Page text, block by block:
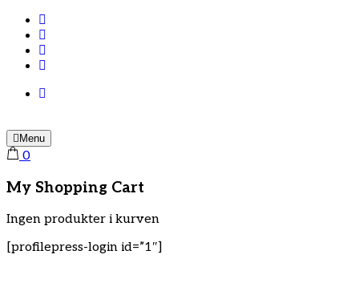
Menu
0
My Shopping Cart
Ingen produkter i kurven
[profilepress-login id=”1″]